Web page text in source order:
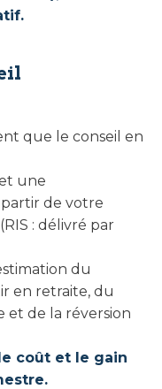
que le conseil en
une
de votre
: délivré par
du
en retraite, du
et de la réversion
coût et le gain